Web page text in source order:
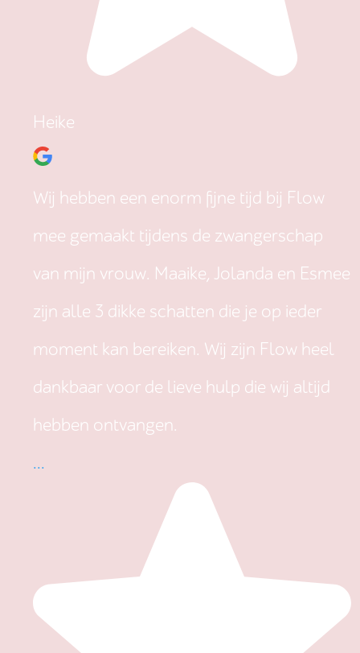
Heike
Wij hebben een enorm fijne tijd bij Flow
mee gemaakt tijdens de zwangerschap
van mijn vrouw. Maaike, Jolanda en Esmee
zijn alle 3 dikke schatten die je op ieder
moment kan bereiken. Wij zijn Flow heel
dankbaar voor de lieve hulp die wij altijd
hebben ontvangen.
...